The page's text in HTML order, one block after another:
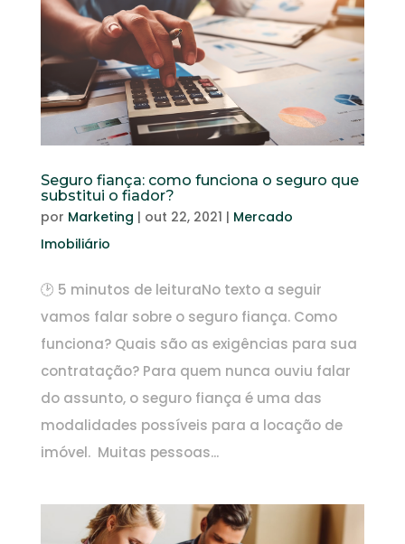
Seguro fiança: como funciona o seguro que
substitui o fiador?
por Marketing | out 22, 2021 | Mercado
Imobiliário
🕑 5 minutos de leituraNo texto a seguir
vamos falar sobre o seguro fiança. Como
funciona? Quais são as exigências para sua
contratação? Para quem nunca ouviu falar
do assunto, o seguro fiança é uma das
modalidades possíveis para a locação de
imóvel. Muitas pessoas...